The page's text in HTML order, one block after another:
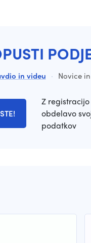
in videu · Novice
Z
obdelavo
podatkov